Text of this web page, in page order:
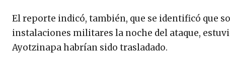
El reporte indicó, también, que se identificó que
instalaciones militares la noche del ataque,
Ayotzinapa habrían sido trasladado.